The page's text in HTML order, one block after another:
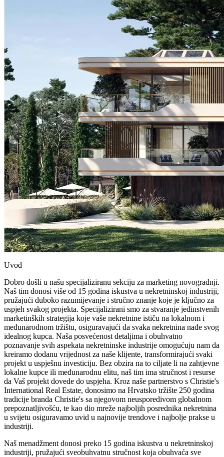
Uvod
Dobro došli u našu specijaliziranu sekciju za marketing novogradnji.
Naš tim donosi više od 15 godina iskustva u nekretninskoj industriji,
pružajući duboko razumijevanje i stručno znanje koje je ključno za
uspjeh svakog projekta. Specijalizirani smo za stvaranje jedinstvenih
marketinških strategija koje vaše nekretnine ističu na lokalnom i
međunarodnom tržištu, osiguravajući da svaka nekretnina nađe svog
idealnog kupca. Naša posvećenost detaljima i obuhvatno
poznavanje svih aspekata nekretninske industrije omogućuju nam da
kreiramo dodanu vrijednost za naše klijente, transformirajući svaki
projekt u uspješnu investiciju. Bez obzira na to ciljate li na zahtjevne
lokalne kupce ili međunarodnu elitu, naš tim ima stručnost i resurse
da Vaš projekt dovede do uspjeha. Kroz naše partnerstvo s Christie's
International Real Estate, donosimo na Hrvatsko tržište 250 godina
tradicije branda Christie's sa njegovom neusporedivom globalnom
prepoznatljivošću, te kao dio mreže najboljih posrednika nekretnina
u svijetu osiguravamo uvid u najnovije trendove i najbolje prakse u
industriji.
Naš menadžment donosi preko 15 godina iskustva u nekretninskoj
industriji, pružajući sveobuhvatnu stručnost koja obuhvaća sve